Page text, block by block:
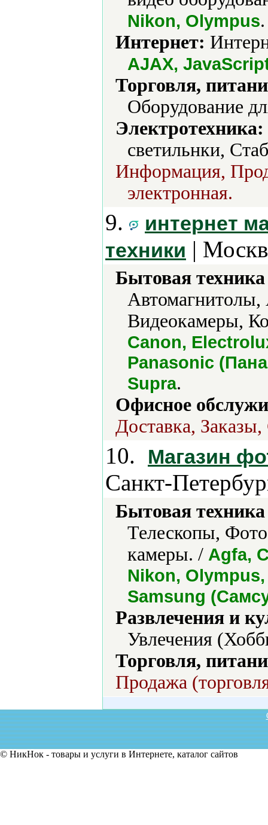
Nikon, Olympus.
Интернет:
AJAX,
Торговля,
Оборудование
Электротехника:
светильнки,
Информация,
электронная.
9.
интернет
техники |
Бытовая
Видеокамеры,
Canon,
Panasonic
Supra.
Офисное
Доставка,
10. Магазин
Санкт-
Бытовая
Телескопы,
камеры. / Agfa,
Nikon,
Samsung
Развлечения и
Увлечения
Торговля,
Продажа
© НикНок - товары и услуги в Интернете, каталог сайтов